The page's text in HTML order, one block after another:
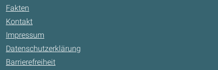
Fakten
Kontakt
Impressum
Datenschutzerklärung
Barrierefreiheit